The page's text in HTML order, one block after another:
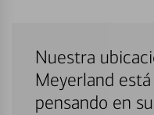
Nuestra
Meyerland
pensando en